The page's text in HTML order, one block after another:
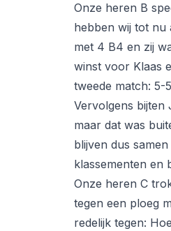
Onze heren B
hebben wij tot nu
met 4 B4 en zij
winst voor Klaas
tweede match: 5-
Vervolgens bijten
maar dat was
blijven dus
klassementen en
Onze heren C
tegen een ploeg
redelijk tegen: